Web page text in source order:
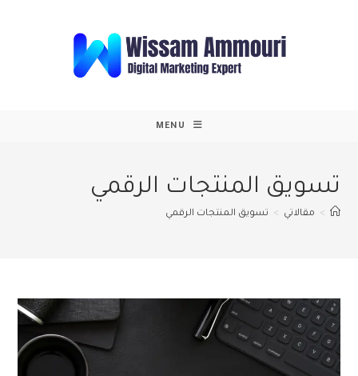
MENU
تسويق المنتجات الرقمي
> مقالاتي > تسويق المنتجات الرقمي